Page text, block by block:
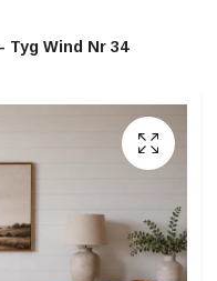
Tyg Wind Nr 34